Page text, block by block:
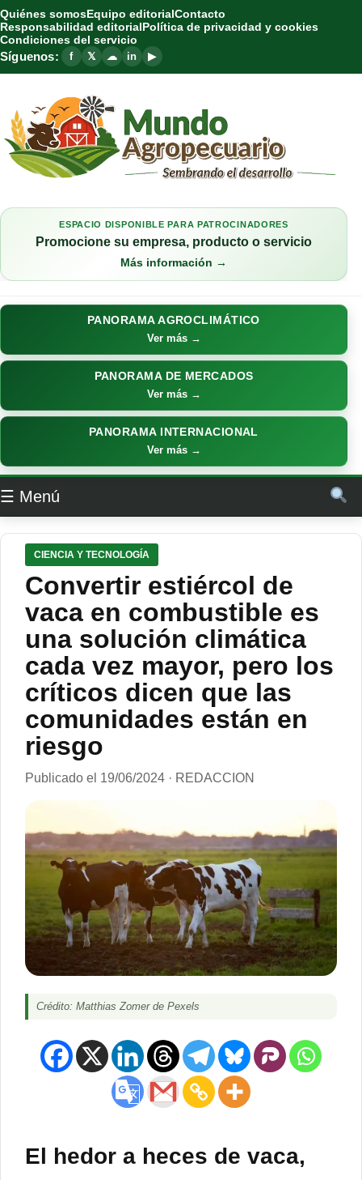
Quiénes somosEquipo editorialContacto
Responsabilidad editorialPolítica de privacidad y cookies
Condiciones del servicio
Síguenos: f 𝕏 ☁ in ▶
ESPACIO DISPONIBLE PARA PATROCINADORES
Promocione su empresa, producto o servicio
Más información →
PANORAMA AGROCLIMÁTICO
Ver más →
PANORAMA DE MERCADOS
Ver más →
PANORAMA INTERNACIONAL
Ver más →
☰ Menú
CIENCIA Y TECNOLOGÍA
Convertir estiércol de
vaca en combustible es
una solución climática
cada vez mayor, pero los
críticos dicen que las
comunidades están en
riesgo
Publicado el 19/06/2024 · REDACCION
Crédito: Matthias Zomer de Pexels
El hedor a heces de vaca,